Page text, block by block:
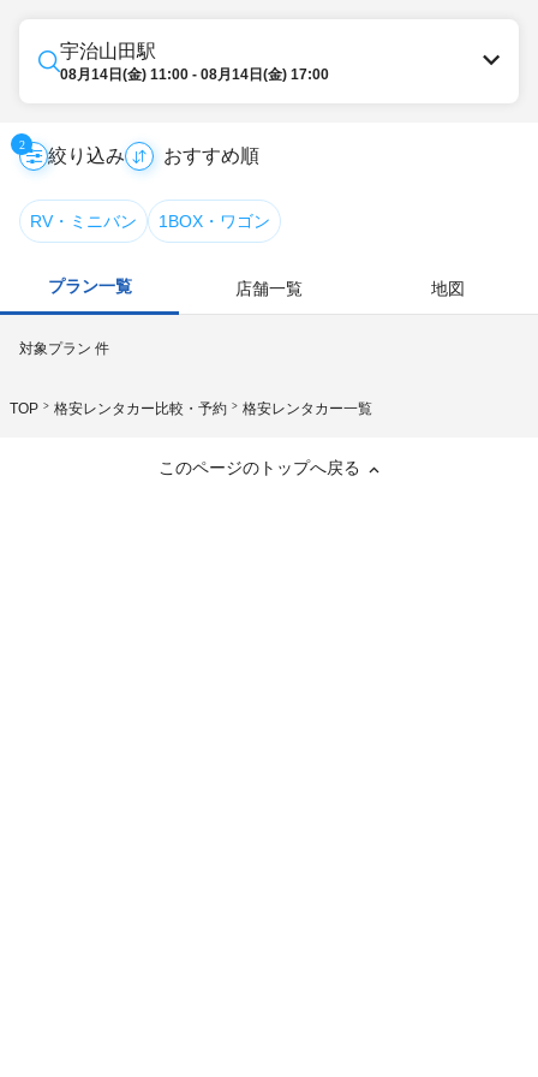
宇治山田駅
08月14日(金) 11:00 - 08月14日(金) 17:00
2
絞り込み
RV・ミニバン 1BOX・ワゴン
プラン一覧 店舗一覧 地図
対象プラン 件
TOP 格安レンタカー比較・予約 格安レンタカー一覧
このページのトップへ戻る